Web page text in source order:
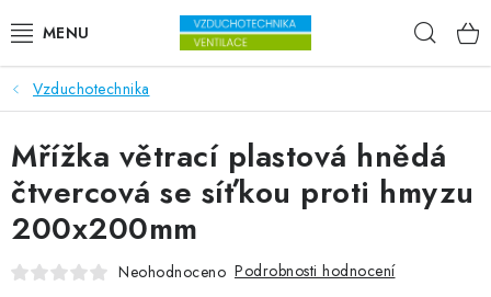
VENTILÁTORY
VZDUCHOTECHNIKA
REKUPERACE
TOPENÍ A CHLAZENÍ
Vzduchotechnika
Mřížka větrací plastová hnědá
čtvercová se síťkou proti hmyzu
200x200mm
Neohodnoceno Podrobnosti hodnocení